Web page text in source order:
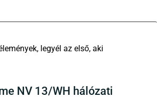
NV 13/WH hálózati